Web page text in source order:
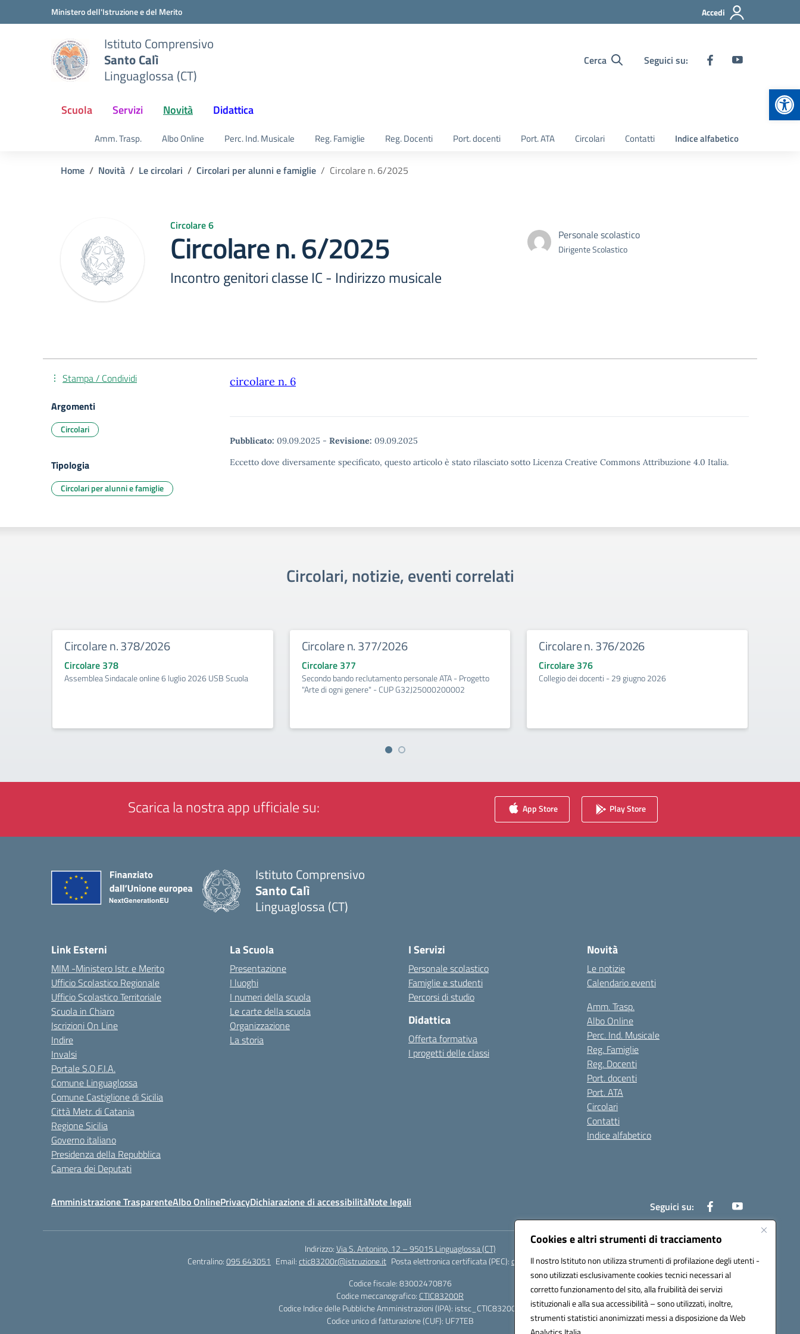
Cookies e altri strumenti di tracciamento
Il nostro Istituto non utilizza strumenti di profilazione degli utenti -
sono utilizzati esclusivamente cookies tecnici necessari al
corretto funzionamento del sito, alla fruibilità dei servizi
istituzionali e alla sua accessibilità – sono utilizzati, inoltre,
strumenti statistici anonimizzati messi a disposizione da Web
Vai ai contenuti
Vai al menu di navigazioneMinistero dell'Istruzione e del Merito Accedi
Istituto Comprensivo
Santo Calì
Linguaglossa (CT)
Cerca Seguici su:
Scuola Servizi Novità Didattica
Amm. Trasp. Albo Online Perc. Ind. Musicale Reg. Famiglie Reg. Docenti Port. docenti Port. ATA Circolari Contatti Indice alfabetico
Home Novità Le circolari Circolari per alunni e famiglie Circolare n. 6/2025
Circolare 6
Circolare n. 6/2025
Incontro genitori classe IC - Indirizzo musicale
Personale scolastico
Dirigente Scolastico
circolare n. 6
Pubblicato: 09.09.2025 - Revisione: 09.09.2025
Eccetto dove diversamente specificato, questo articolo è stato rilasciato sotto Licenza Creative Commons Attribuzione 4.0 Italia.
Stampa / Condividi
Argomenti
Circolari
Tipologia
Circolari per alunni e famiglie
Circolari, notizie, eventi correlati
Circolare n. 378/2026
Circolare 378
Assemblea Sindacale online 6 luglio 2026 USB Scuola
Circolare n. 377/2026
Circolare 377
Secondo bando reclutamento personale ATA - Progetto
"Arte di ogni genere" - CUP G32J25000200002
Circolare n. 376/2026
Circolare 376
Collegio dei docenti - 29 giugno 2026
Scarica la nostra app ufficiale su: App Store Play Store
Istituto Comprensivo
Santo Calì
Linguaglossa (CT)
Link Esterni
MIM -Ministero Istr. e Merito
Ufficio Scolastico Regionale
Ufficio Scolastico Territoriale
Scuola in Chiaro
Iscrizioni On Line
Indire
Invalsi
Portale S.O.F.I.A.
Comune Linguaglossa
Comune Castiglione di Sicilia
Città Metr. di Catania
Regione Sicilia
Governo italiano
Presidenza della Repubblica
Camera dei Deputati
La Scuola
Presentazione
I luoghi
I numeri della scuola
Le carte della scuola
Organizzazione
La storia
I Servizi
Personale scolastico
Famiglie e studenti
Percorsi di studio
Didattica
Offerta formativa
I progetti delle classi
Novità
Le notizie
Calendario eventi
Amm. Trasp.
Albo Online
Perc. Ind. Musicale
Reg. Famiglie
Reg. Docenti
Port. docenti
Port. ATA
Circolari
Contatti
Indice alfabetico
Amministrazione TrasparenteAlbo OnlinePrivacyDichiarazione di accessibilitàNote legali Seguici su:
Indirizzo:Via S. Antonino, 12 – 95015 Linguaglossa (CT)
Centralino:095 643051 Email:ctic83200r@istruzione.it Posta elettronica certificata (PEC):ctic83200r@pec.istruzione.it
Codice fiscale: 83002470876
Codice meccanografico: CTIC83200R
Codice Indice delle Pubbliche Amministrazioni (IPA): istsc_CTIC83200R
Codice unico di fatturazione (CUF): UF7TEB